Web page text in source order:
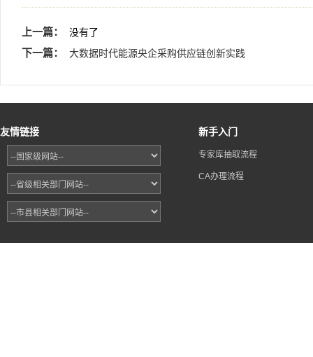
上一篇： 没有了
下一篇： 大数据时代能源央企采购供应链创新实践
友情链接 新手入门
专家库抽取流程
CA办理流程